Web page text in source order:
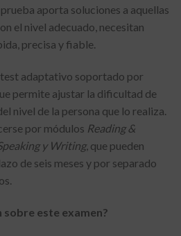
aporta soluciones a aquellas
el nivel adecuado, necesitan
precisa y fiable.
test adaptativo soportado por
permite ajustar la dificultad de
nivel de la persona que lo realiza.
por módulos Reading &
y Writing, que pueden
de seis meses y por separado
este examen?